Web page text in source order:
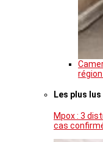
Les plus lus
Mpox : 3
cas